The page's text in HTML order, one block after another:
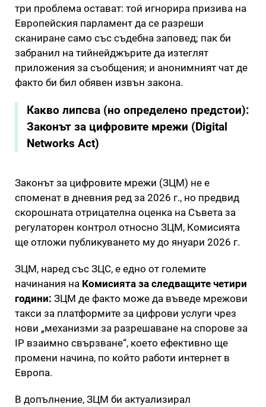
три проблема остават: той игнорира призива на
Европейския парламент да се разреши
сканиране само със съдебна заповед; пак би
забранил на тийнейджърите да изтеглят
приложения за съобщения; и анонимният чат де
факто би бил обявен извън закона.
Какво липсва (но определено предстои):
Законът за цифровите мрежи (Digital
Networks Act)
Законът за цифровите мрежи (ЗЦМ) не е
споменат в дневния ред за 2026 г., но предвид
скорошната отрицателна оценка на Съвета за
регулаторен контрол относно ЗЦМ, Комисията
ще отложи публикуването му до януари 2026 г.
ЗЦМ, наред със ЗЦС, е едно от големите
начинания на Комисията за следващите четири
години: ЗЦМ де факто може да въведе мрежови
такси за платформите за цифрови услуги чрез
нови „механизми за разрешаване на спорове за
IP взаимно свързване“, което ефективно ще
промени начина, по който работи интернет в
Европа.
В допълнение, ЗЦМ би актуализирал